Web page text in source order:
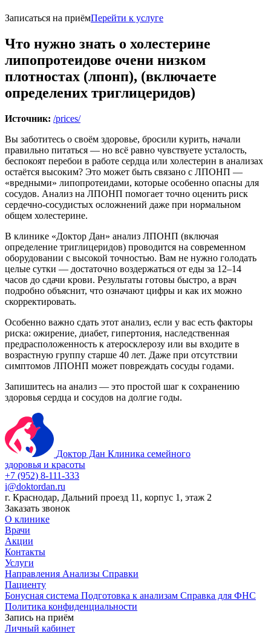
Записаться на приёмПерейти к услуге
Что нужно знать о холестерине
липопротеидове очени низком
плотностах (лпонп), (включаете
определених триглицеридов)
Источник: /prices/
Вы заботитесь о своём здоровье, бросили курить, начали
правильно питаться — но всё равно чувствуете усталость,
беспокоят перебои в работе сердца или холестерин в анализах
остаётся высоким? Это может быть связано с ЛПОНП —
«вредными» липопротеидами, которые особенно опасны для
сосудов. Анализ на ЛПОНП помогает точно оценить риск
сердечно-сосудистых осложнений даже при нормальном
общем холестерине.
В клинике «Доктор Дан» анализ ЛПОНП (включая
определение триглицеридов) проводится на современном
оборудовании с высокой точностью. Вам не нужно голодать
целые сутки — достаточно воздержаться от еды за 12–14
часов до сдачи крови. Результаты готовы быстро, а врач
подробно объяснит, что означают цифры и как их можно
скорректировать.
Особенно важно сдать этот анализ, если у вас есть факторы
риска: ожирение, диабет, гипертония, наследственная
предрасположенность к атеросклерозу или вы входите в
возрастную группу старше 40 лет. Даже при отсутствии
симптомов ЛПОНП может повреждать сосуды годами.
Запишитесь на анализ — это простой шаг к сохранению
здоровья сердца и сосудов на долгие годы.
Доктор Дан Клиника семейного
здоровья и красоты
+7 (952) 8-111-333
i@doktordan.ru
г. Краснодар, Дальний проезд 11, корпус 1, этаж 2
Заказать звонок
О клинике
Врачи
Акции
Контакты
Услуги
Направления Анализы Справки
Пациенту
Бонусная система Подготовка к анализам Справка для ФНС
Политика конфиденциальности
Запись на приём
Личный кабинет